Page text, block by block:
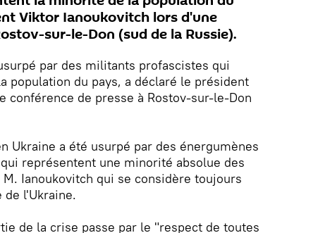
Viktor Ianoukovitch lors d'une
sur-le-Don (sud de la Russie).
par des militants profascistes qui
population du pays, a déclaré le président
conférence de presse à Rostov-sur-le-Don
Ukraine a été usurpé par des énergumènes
représentent une minorité absolue des
Ianoukovitch qui se considère toujours
l'Ukraine.
de la crise passe par le "respect de toutes